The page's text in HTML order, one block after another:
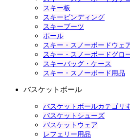
スキー板
スキービンディング
スキーブーツ
ポール
スキー・スノーボードウェ
スキー・スノーボードグロ
スキーバッグ・ケース
スキー・スノーボード用品
バスケットボール
バスケットボールカテゴリ
バスケットシューズ
バスケットウェア
レフェリー用品